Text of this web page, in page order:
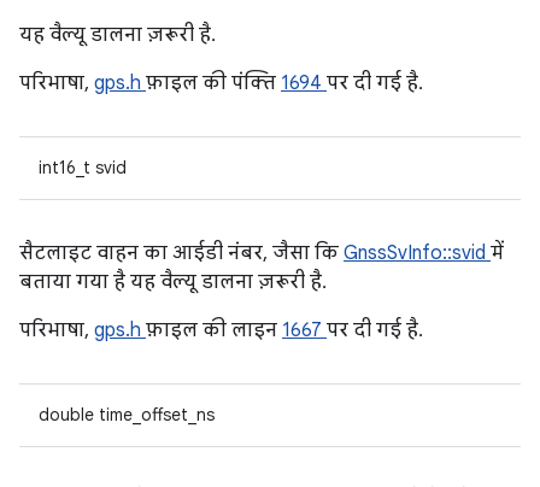
यह वैल्यू डालना ज़रूरी है.
परिभाषा, gps.h फ़ाइल की पंक्ति 1694 पर दी गई है.
int16_t svid
सैटलाइट वाहन का आईडी नंबर, जैसा कि GnssSvInfo::svid में
बताया गया है यह वैल्यू डालना ज़रूरी है.
परिभाषा, gps.h फ़ाइल की लाइन 1667 पर दी गई है.
double time_offset_ns